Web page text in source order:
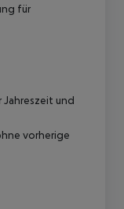
für
und
vorherige